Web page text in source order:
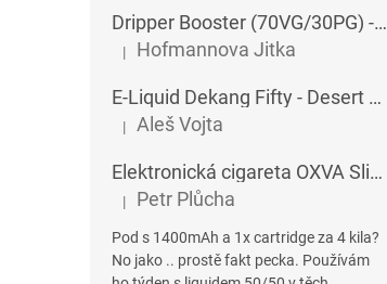
Dripper Booster (70VG/30PG) - Imperia - 5x10 ml - 15 mg
Hodnocení produktu je 5 z 5 hvězdiček.
| Hofmannova Jitka
E-Liquid Dekang Fifty - Desert Ship - 10 ml
Hodnocení produktu je 5 z 5 hvězdiček.
| Aleš Vojta
Elektronická cigareta OXVA SlimStick X POD 1400 mAh
Hodnocení produktu je 5 z 5 hvězdiček.
| Petr Plůcha
Pod s 1400mAh a 1x cartridge za 4 kila?
No jako .. prostě fakt pecka. Používám